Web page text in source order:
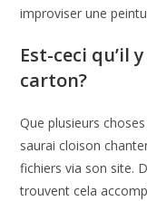
improviser une
Est-ceci qu’il
carton?
Que plusieurs
saurai cloison
fichiers via son site.
trouvent cela